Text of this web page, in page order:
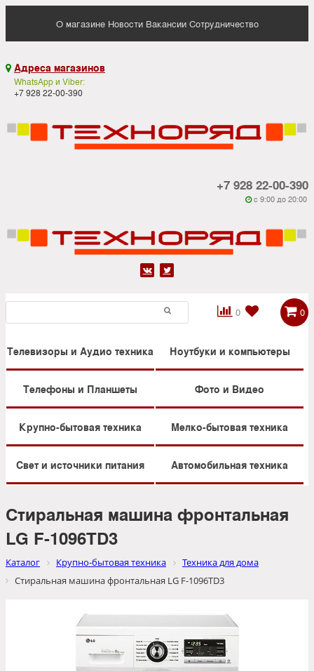
О магазине Новости Вакансии Сотрудничество
 Адреса магазинов
WhatsApp и Viber:
+7 928 22-00-390
+7 928 22-00-390
 c 9:00 до 20:00
 
0

 0
Телевизоры и Аудио техника Ноутбуки и компьютеры
Телефоны и Планшеты Фото и Видео
Крупно-бытовая техника Мелко-бытовая техника
Свет и источники питания Автомобильная техника
Стиральная машина фронтальная
LG F-1096TD3
Каталог Крупно-бытовая техника
Техника для дома
Стиральная машина фронтальная LG F-1096TD3